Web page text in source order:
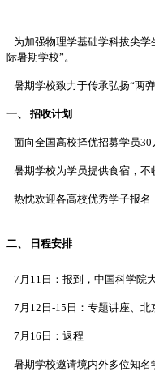
为加强物理学基础学科拔尖学
际暑期学校”。
暑期学校致力于传承弘扬“两
一、 招收计划
面向全国高校择优招募学员30
暑期学校为学员提供食宿，不
热忱欢迎各高校优秀学子报名
二、 日程安排
7月11日：报到，中国科学院
7月12日-15日：专题讲座、
7月16日：返程
暑期学校邀请境内外多位知名